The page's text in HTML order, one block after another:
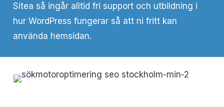
Sitea så ingår alltid fri support och utbildning i
hur WordPress fungerar så att ni fritt kan
använda hemsidan.